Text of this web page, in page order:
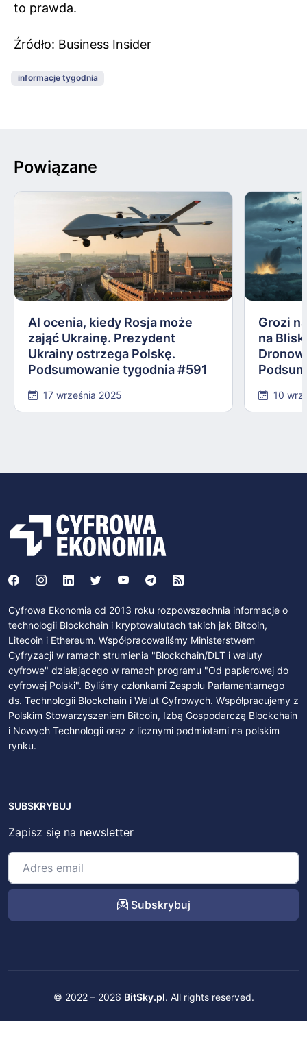
to prawda.
Źródło: Business Insider
informacje tygodnia
Powiązane
AI ocenia, kiedy Rosja może
zająć Ukrainę. Prezydent
Ukrainy ostrzega Polskę.
Podsumowanie tygodnia #591
17 września 2025
Grozi
na
10
Cyfrowa Ekonomia od 2013 roku rozpowszechnia informacje o
technologii Blockchain i kryptowalutach takich jak Bitcoin,
Litecoin i Ethereum. Współpracowaliśmy Ministerstwem
Cyfryzacji w ramach strumienia "Blockchain/DLT i waluty
cyfrowe" działającego w ramach programu "Od papierowej do
cyfrowej Polski". Byliśmy członkami Zespołu Parlamentarnego
ds. Technologii Blockchain i Walut Cyfrowych. Współpracujemy z
Polskim Stowarzyszeniem Bitcoin, Izbą Gospodarczą Blockchain
i Nowych Technologii oraz z licznymi podmiotami na polskim
rynku.
SUBSKRYBUJ
Zapisz się na newsletter
Subskrybuj
© 2022 – 2026 BitSky.pl. All rights reserved.